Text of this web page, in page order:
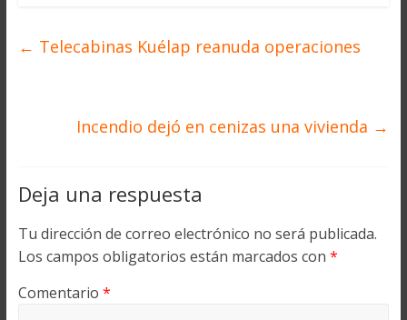
← Telecabinas Kuélap reanuda operaciones
Incendio dejó en cenizas una vivienda →
Deja una respuesta
Tu dirección de correo electrónico no será publicada.
Los campos obligatorios están marcados con *
Comentario *